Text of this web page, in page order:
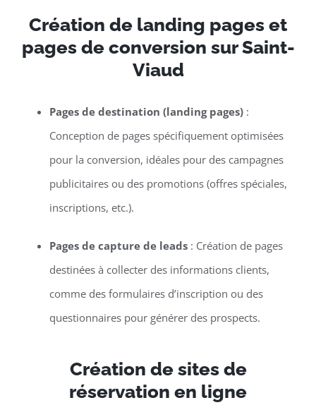
Création de landing pages et
pages de conversion sur Saint-
Viaud
Pages de destination (landing pages):
Conception de pages spécifiquement optimisées
pour la conversion, idéales pour des campagnes
publicitaires ou des promotions (offres spéciales,
inscriptions, etc.).
Pages de capture de leads: Création de pages
destinées à collecter des informations clients,
comme des formulaires d’inscription ou des
questionnaires pour générer des prospects.
Création de sites de
réservation en ligne